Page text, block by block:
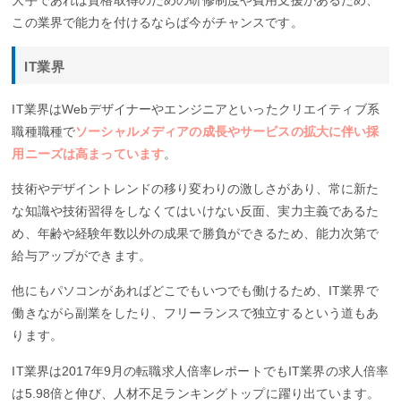
この業界で能力を付けるならば今がチャンスです。
IT業界
IT業界はWebデザイナーやエンジニアといったクリエイティブ系
職種職種でソーシャルメディアの成長やサービスの拡大に伴い採
用ニーズは高まっています。
技術やデザイントレンドの移り変わりの激しさがあり、常に新た
な知識や技術習得をしなくてはいけない反面、実力主義であるた
め、年齢や経験年数以外の成果で勝負ができるため、能力次第で
給与アップができます。
他にもパソコンがあればどこでもいつでも働けるため、IT業界で
働きながら副業をしたり、フリーランスで独立するという道もあ
ります。
IT業界は2017年9月の転職求人倍率レポートでもIT業界の求人倍率
は5.98倍と伸び、人材不足ランキングトップに躍り出ています。